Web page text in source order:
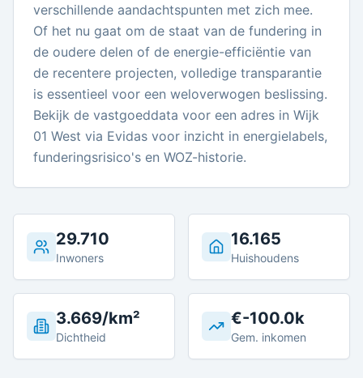
verschillende aandachtspunten met zich mee.
Of het nu gaat om de staat van de fundering in
de oudere delen of de energie-efficiëntie van
de recentere projecten, volledige transparantie
is essentieel voor een weloverwogen beslissing.
Bekijk de vastgoeddata voor een adres in Wijk
01 West via Evidas voor inzicht in energielabels,
funderingsrisico's en WOZ-historie.
29.710
Inwoners
16.165
Huishoudens
3.669/km²
Dichtheid
€-100.0k
Gem. inkomen